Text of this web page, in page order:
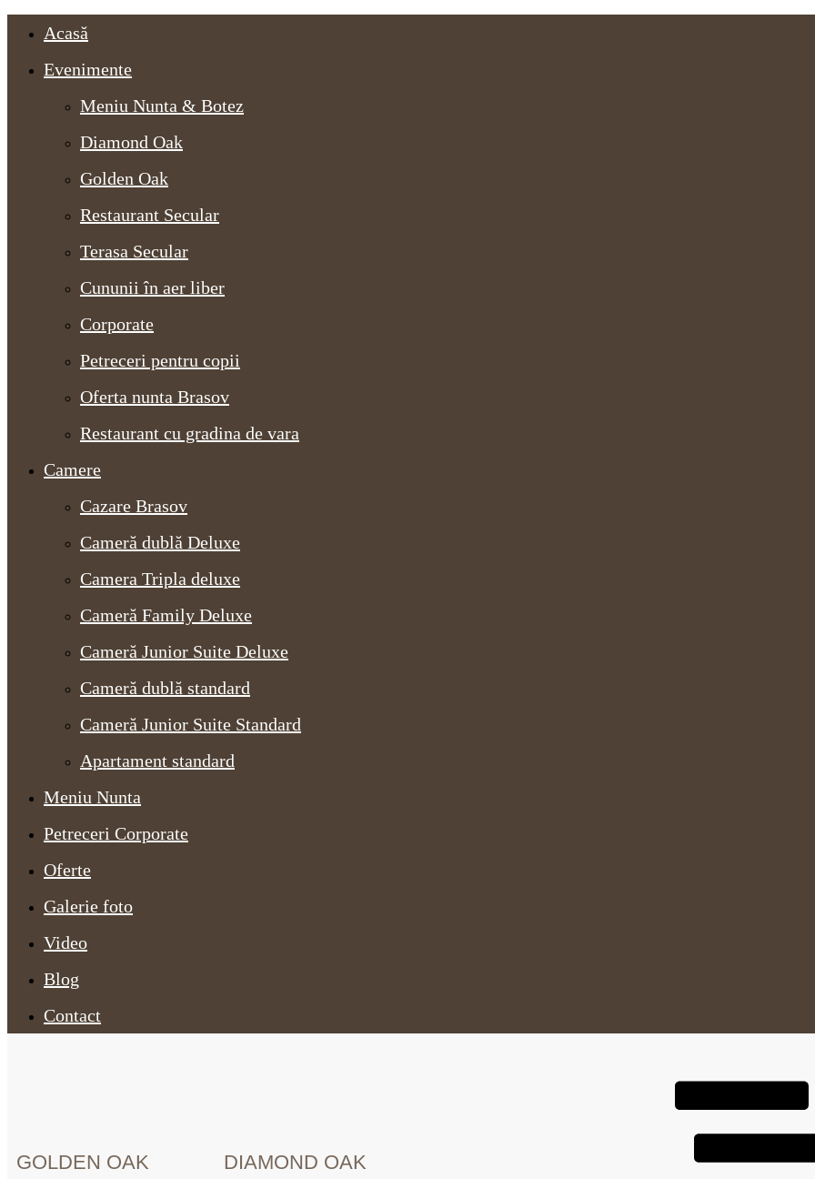
Acasă
Evenimente
Meniu Nunta & Botez
Diamond Oak
Golden Oak
Restaurant Secular
Terasa Secular
Cununii în aer liber
Corporate
Petreceri pentru copii
Oferta nunta Brasov
Restaurant cu gradina de vara
Camere
Cazare Brasov
Cameră dublă Deluxe
Camera Tripla deluxe
Cameră Family Deluxe
Cameră Junior Suite Deluxe
Cameră dublă standard
Cameră Junior Suite Standard
Apartament standard
Meniu Nunta
Petreceri Corporate
Oferte
Galerie foto
Video
Blog
Contact
GOLDEN OAK DIAMOND OAK